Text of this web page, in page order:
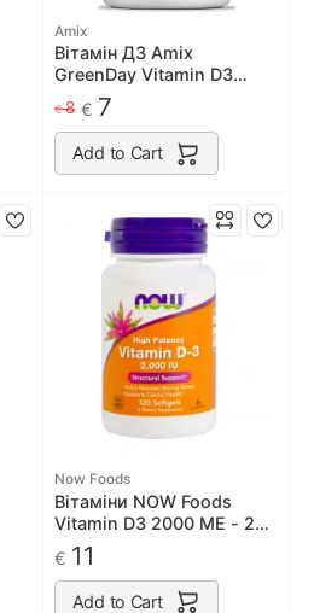
Amix
Вітамін Д3 Amix
GreenDay Vitamin D3
2500I.U. - 90 софт гель
€8 € 7
Add to Cart
Now Foods
Вітаміни NOW Foods
Vitamin D3 2000 ME - 240
софт гель
€ 11
Add to Cart